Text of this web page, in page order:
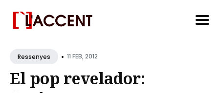
for
Blog
Ressenyes • 11 FEB, 2012
El pop revelador: